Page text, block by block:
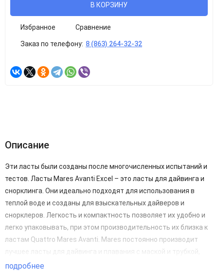
В КОРЗИНУ
Избранное Сравнение
Заказ по телефону: 8 (863) 264-32-32
Описание
Эти ласты были созданы после многочисленных испытаний и
тестов. Ласты Mares Avanti Excel – это ласты для дайвинга и
снорклинга. Они идеально подходят для использования в
теплой воде и созданы для взыскательных дайверов и
снорклеров. Легкость и компактность позволяет их удобно и
легко упаковывать, при этом производительность их близка к
ластам Quattro Mares Avanti. Mares постоянно производит
лучшее ласты для дайвинга и плавания с маской и трубкой,
поэтому эти ласты также являются исключительными.
подробнее